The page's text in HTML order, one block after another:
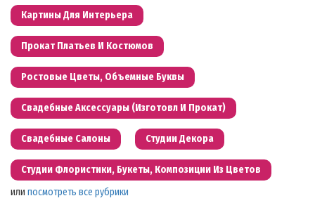
Картины Для Интерьера
Прокат Платьев И Костюмов
Ростовые Цветы, Объемные Буквы
Свадебные Аксессуары (изготовл И Прокат)
Свадебные Салоны Студии Декора
Студии Флористики, Букеты, Композиции Из Цветов
или посмотреть все рубрики